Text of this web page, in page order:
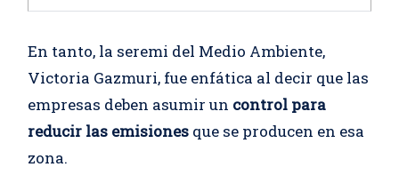
En tanto, la seremi del Medio Ambiente,
Victoria Gazmuri, fue enfática al decir que las
empresas deben asumir un control para
reducir las emisiones que se producen en esa
zona.